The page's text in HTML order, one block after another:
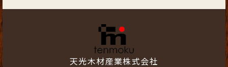
天光木材産業株式会社